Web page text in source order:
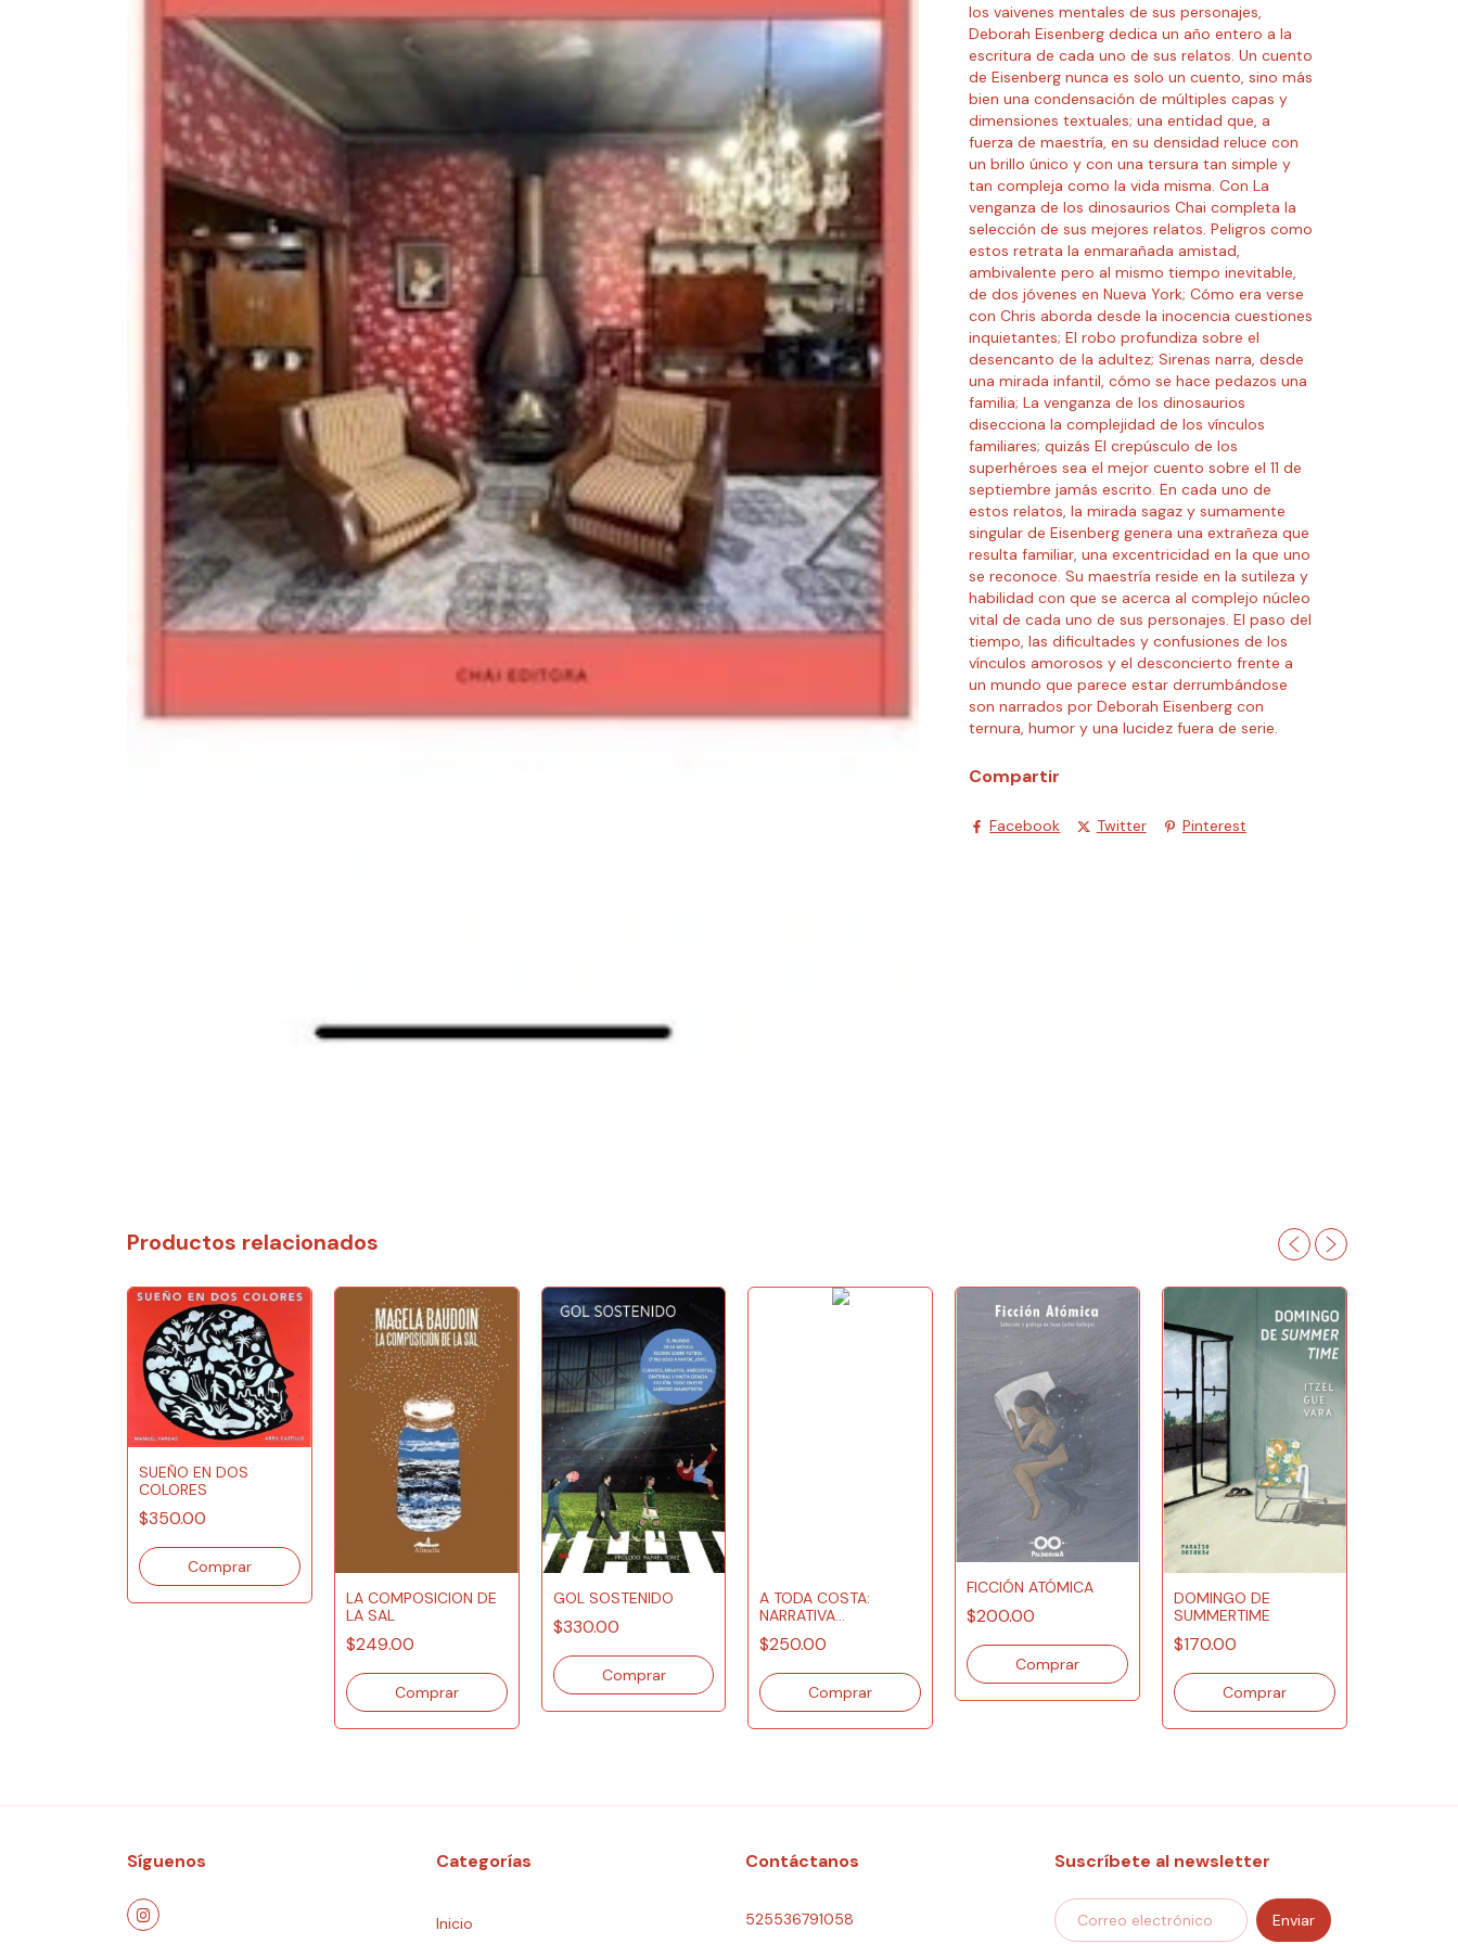
los vaivenes mentales de sus personajes,
Deborah Eisenberg dedica un año entero a la
escritura de cada uno de sus relatos. Un cuento
de Eisenberg nunca es solo un cuento, sino más
bien una condensación de múltiples capas y
dimensiones textuales; una entidad que, a
fuerza de maestría, en su densidad reluce con
un brillo único y con una tersura tan simple y
tan compleja como la vida misma. Con La
venganza de los dinosaurios Chai completa la
selección de sus mejores relatos. Peligros como
estos retrata la enmarañada amistad,
ambivalente pero al mismo tiempo inevitable,
de dos jóvenes en Nueva York; Cómo era verse
con Chris aborda desde la inocencia cuestiones
inquietantes; El robo profundiza sobre el
desencanto de la adultez; Sirenas narra, desde
una mirada infantil, cómo se hace pedazos una
familia; La venganza de los dinosaurios
disecciona la complejidad de los vínculos
familiares; quizás El crepúsculo de los
superhéroes sea el mejor cuento sobre el 11 de
septiembre jamás escrito. En cada uno de
estos relatos, la mirada sagaz y sumamente
singular de Eisenberg genera una extrañeza que
resulta familiar, una excentricidad en la que uno
se reconoce. Su maestría reside en la sutileza y
habilidad con que se acerca al complejo núcleo
vital de cada uno de sus personajes. El paso del
tiempo, las dificultades y confusiones de los
vínculos amorosos y el desconcierto frente a
un mundo que parece estar derrumbándose
son narrados por Deborah Eisenberg con
ternura, humor y una lucidez fuera de serie.
Compartir
Facebook Twitter Pinterest
Productos relacionados
SUEÑO EN DOS
COLORES
$350.00
LA COMPOSICION DE
LA SAL
$249.00
GOL SOSTENIDO
$330.00
A TODA COSTA:
NARRATIVA
PUERTORRIQUELA
CONTEMPORÁNEA
$250.00
FICCIÓN ATÓMICA
$200.00
DOMINGO DE
SUMMERTIME
$170.00
Síguenos Categorías
Inicio
Contáctanos
525536791058
Suscríbete al newsletter